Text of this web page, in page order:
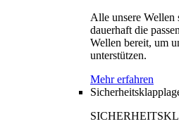
Alle unsere Wellen
dauerhaft die
Wellen bereit, um
unterstützen.
Mehr erfahren